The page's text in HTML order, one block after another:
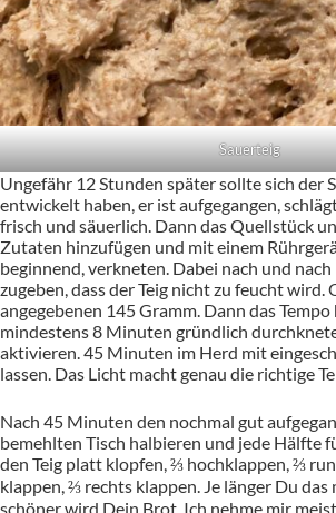
Sauerteig
Ungefähr 12 Stunden später sollte sich der
entwickelt haben, er ist aufgegangen,
frisch und säuerlich. Dann das Quellstück
Zutaten hinzufügen und mit einem
beginnend, verkneten. Dabei nach und
zugeben, dass der Teig nicht zu feucht wird.
angegebenen 145 Gramm. Dann das
mindestens 8 Minuten gründlich
aktivieren. 45 Minuten im Herd mit
lassen. Das Licht macht genau die richtige
Nach 45 Minuten den nochmal gut
bemehlten Tisch halbieren und jede Hälfte
den Teig platt klopfen, ⅔ hochklappen, ⅔
klappen, ⅔ rechts klappen. Je länger Du das
schöner wird Dein Brot. Ich nehme mir